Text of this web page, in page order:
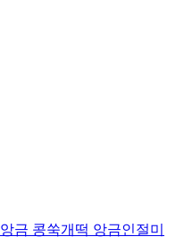
금 콩쑥개떡 앙금인절미